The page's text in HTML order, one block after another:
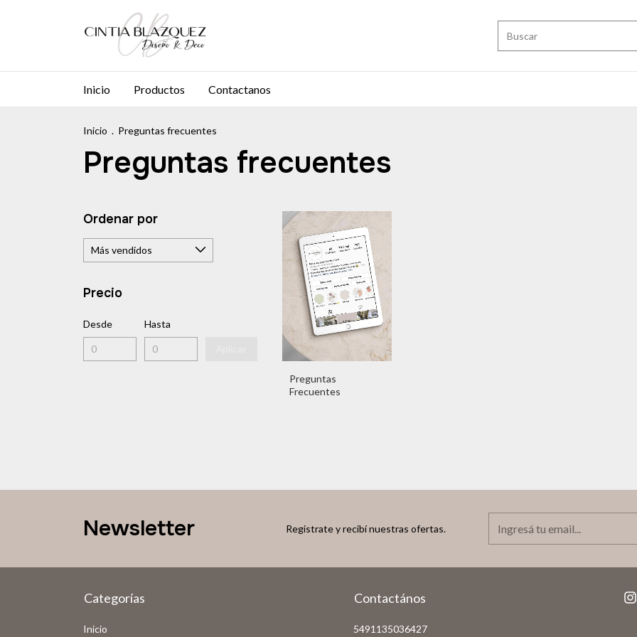
Inicio Productos Contactanos
Inicio . Preguntas frecuentes
Preguntas frecuentes
Ordenar por
Precio
Desde Hasta
Preguntas
Frecuentes
Newsletter Registrate y recibí nuestras ofertas.
Categorías
Inicio
Contactános
5491135036427